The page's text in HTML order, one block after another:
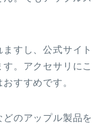
すし、公式サイト
。アクセサリにこ
すすめです。
のアップル製品を